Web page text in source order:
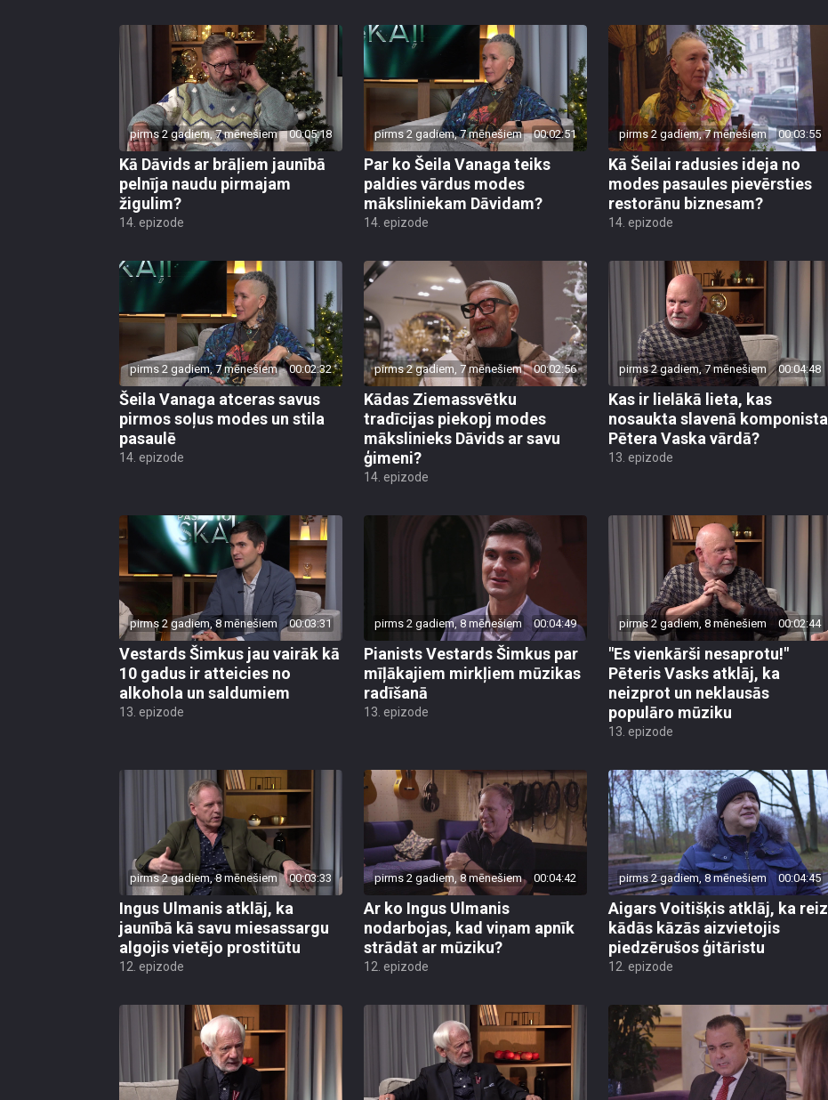
pirms 2 gadiem, 7 mēnešiem 00:05:18
Kā Dāvids ar brāļiem jaunībā
pelnīja naudu pirmajam
žigulim?
14. epizode
pirms 2 gadiem, 7 mēnešiem 00:02:51
Par ko Šeila Vanaga teiks
paldies vārdus modes
māksliniekam Dāvidam?
14. epizode
pirms 2 gadiem, 7 mēnešiem 00:03:55
Kā Šeilai radusies ideja no
modes pasaules pievērsties
restorānu biznesam?
14. epizode
pirms 2 gadiem, 7 mēnešiem 00:02:32
Šeila Vanaga atceras savus
pirmos soļus modes un stila
pasaulē
14. epizode
pirms 2 gadiem, 7 mēnešiem 00:02:56
Kādas Ziemassvētku
tradīcijas piekopj modes
mākslinieks Dāvids ar savu
ģimeni?
14. epizode
pirms 2 gadiem, 7 mēnešiem 00:04:48
Kas ir lielākā lieta, kas
nosaukta slavenā komponista
Pētera Vaska vārdā?
13. epizode
pirms 2 gadiem, 8 mēnešiem 00:03:31
Vestards Šimkus jau vairāk kā
10 gadus ir atteicies no
alkohola un saldumiem
13. epizode
pirms 2 gadiem, 8 mēnešiem 00:04:49
Pianists Vestards Šimkus par
mīļākajiem mirkļiem mūzikas
radīšanā
13. epizode
pirms 2 gadiem, 8 mēnešiem 00:02:44
"Es vienkārši nesaprotu!"
Pēteris Vasks atklāj, ka
neizprot un neklausās
populāro mūziku
13. epizode
pirms 2 gadiem, 8 mēnešiem 00:03:33
Ingus Ulmanis atklāj, ka
jaunībā kā savu miesassargu
algojis vietējo prostitūtu
12. epizode
pirms 2 gadiem, 8 mēnešiem 00:04:42
Ar ko Ingus Ulmanis
nodarbojas, kad viņam apnīk
strādāt ar mūziku?
12. epizode
pirms 2 gadiem, 8 mēnešiem 00:04:45
Aigars Voitišķis atklāj, ka reiz
kādās kāzās aizvietojis
piedzērušos ģitāristu
12. epizode